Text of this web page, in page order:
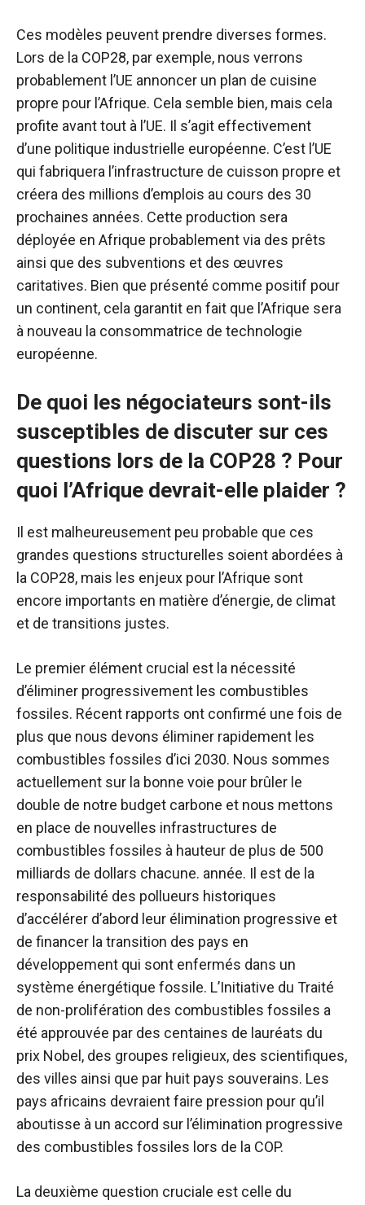
Ces modèles peuvent prendre diverses formes.
Lors de la COP28, par exemple, nous verrons
probablement l’UE annoncer un plan de cuisine
propre pour l’Afrique. Cela semble bien, mais cela
profite avant tout à l’UE. Il s’agit effectivement
d’une politique industrielle européenne. C’est l’UE
qui fabriquera l’infrastructure de cuisson propre et
créera des millions d’emplois au cours des 30
prochaines années. Cette production sera
déployée en Afrique probablement via des prêts
ainsi que des subventions et des œuvres
caritatives. Bien que présenté comme positif pour
un continent, cela garantit en fait que l’Afrique sera
à nouveau la consommatrice de technologie
européenne.
De quoi les négociateurs sont-ils
susceptibles de discuter sur ces
questions lors de la COP28 ? Pour
quoi l’Afrique devrait-elle plaider ?
Il est malheureusement peu probable que ces
grandes questions structurelles soient abordées à
la COP28, mais les enjeux pour l’Afrique sont
encore importants en matière d’énergie, de climat
et de transitions justes.
Le premier élément crucial est la nécessité
d’éliminer progressivement les combustibles
fossiles. Récent rapports ont confirmé une fois de
plus que nous devons éliminer rapidement les
combustibles fossiles d’ici 2030. Nous sommes
actuellement sur la bonne voie pour brûler le
double de notre budget carbone et nous mettons
en place de nouvelles infrastructures de
combustibles fossiles à hauteur de plus de 500
milliards de dollars chacune. année. Il est de la
responsabilité des pollueurs historiques
d’accélérer d’abord leur élimination progressive et
de financer la transition des pays en
développement qui sont enfermés dans un
système énergétique fossile. L’Initiative du Traité
de non-prolifération des combustibles fossiles a
été approuvée par des centaines de lauréats du
prix Nobel, des groupes religieux, des scientifiques,
des villes ainsi que par huit pays souverains. Les
pays africains devraient faire pression pour qu’il
aboutisse à un accord sur l’élimination progressive
des combustibles fossiles lors de la COP.
La deuxième question cruciale est celle du